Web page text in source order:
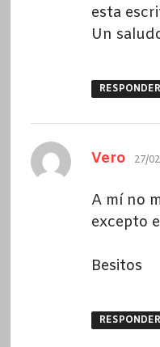
esta
Un
RESPONDER
Vero 27/
A mí no
excepto
Besitos
RESPONDER